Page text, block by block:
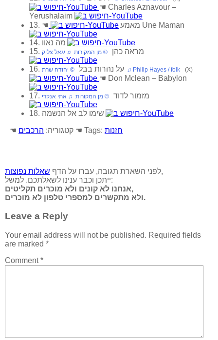
☚ Charles Aznavour –
Yerushalaim
13. מאמע
☚ Une Maman
14. מה נאוו
15. מראה כהן ‏ © מן המקורות‏ ♫ יגאל צליק
16. על נהרות בבל ‏ © יהודה שרת‏ ♫ Philip Hayes / folk (X)
☚ Don Mclean – Babylon
17. מזמור לדוד ‏ © מן המקורות‏ ♫ אתי אנקרי
18. שימו לב אל הנשמה
☚ קטגוריה: הרכבים ☚ Tags: חזנות
לפני השארת תגובה, עברו על הדף שאלות נפוצות
,
ייתכן וכבר ענינו לשאלתכם. למשל:
אנחנו לא קונים ולא מוכרים תקליטים,
ולא מתקשרים למספרי טלפון לא מוכרים.
Leave a Reply
Your email address will not be published. Required fields
are marked *
Comment*